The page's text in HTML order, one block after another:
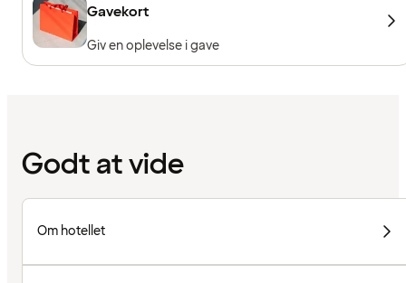
Gavekort
Giv en oplevelse i gave
Godt at vide
Om hotellet